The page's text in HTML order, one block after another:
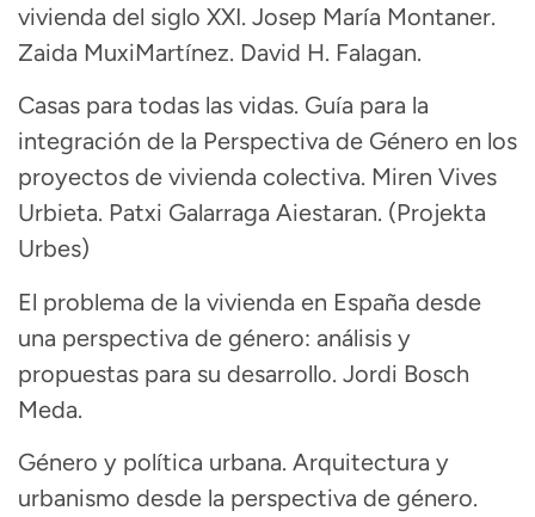
vivienda del siglo XXI. Josep María Montaner.
Zaida MuxiMartínez. David H. Falagan.
Casas para todas las vidas. Guía para la
integración de la Perspectiva de Género en los
proyectos de vivienda colectiva. Miren Vives
Urbieta. Patxi Galarraga Aiestaran. (Projekta
Urbes)
El problema de la vivienda en España desde
una perspectiva de género: análisis y
propuestas para su desarrollo. Jordi Bosch
Meda.
Género y política urbana. Arquitectura y
urbanismo desde la perspectiva de género.